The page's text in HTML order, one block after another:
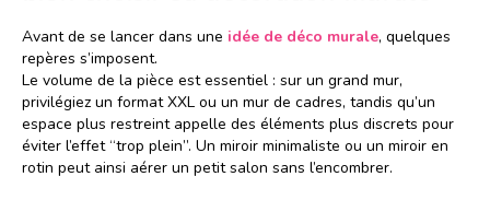
Avant de se lancer dans une idée de déco murale, quelques
repères s’imposent.
Le volume de la pièce est essentiel : sur un grand mur,
privilégiez un format XXL ou un mur de cadres, tandis qu’un
espace plus restreint appelle des éléments plus discrets pour
éviter l’effet “trop plein”. Un miroir minimaliste ou un miroir en
rotin peut ainsi aérer un petit salon sans l’encombrer.